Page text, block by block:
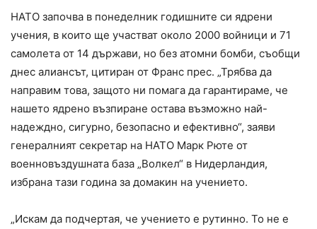
НАТО започва в понеделник годишните си ядрени
учения, в които ще участват около 2000 войници и 71
самолета от 14 държави, но без атомни бомби, съобщи
днес алиансът, цитиран от Франс прес. „Трябва да
направим това, защото ни помага да гарантираме, че
нашето ядрено възпиране остава възможно най-
надеждно, сигурно, безопасно и ефективно“, заяви
генералният секретар на НАТО Марк Рюте от
военновъздушната база „Волкел“ в Нидерландия,
избрана тази година за домакин на учението.
„Искам да подчертая, че учението е рутинно. То не е